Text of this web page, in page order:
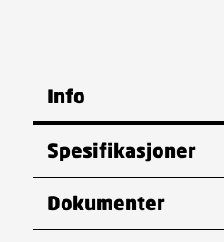
Info
Spesifikasjoner
Dokumenter